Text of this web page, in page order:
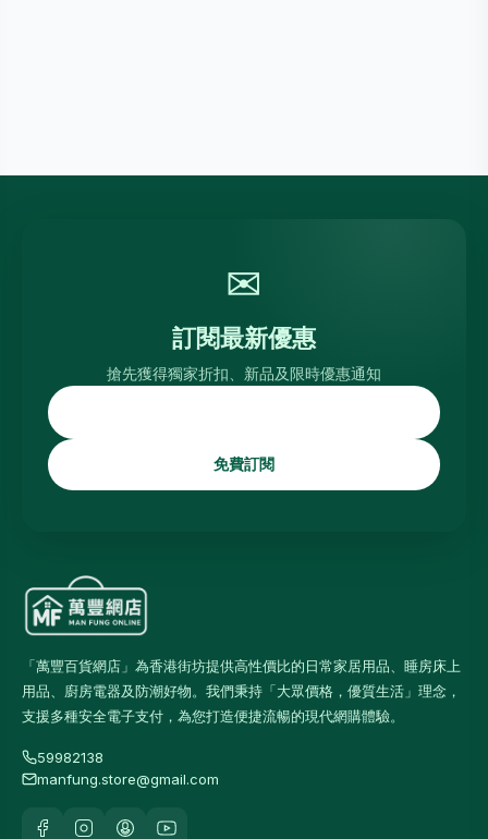
✉
訂閱最新優惠
搶先獲得獨家折扣、新品及限時優惠通知
免費訂閱
「萬豐百貨網店」為香港街坊提供高性價比的日常家居用品、睡房床上
用品、廚房電器及防潮好物。我們秉持「大眾價格，優質生活」理念，
支援多種安全電子支付，為您打造便捷流暢的現代網購體驗。
59982138
manfung.store@gmail.com